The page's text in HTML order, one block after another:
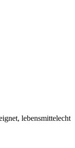
lebensmittelecht